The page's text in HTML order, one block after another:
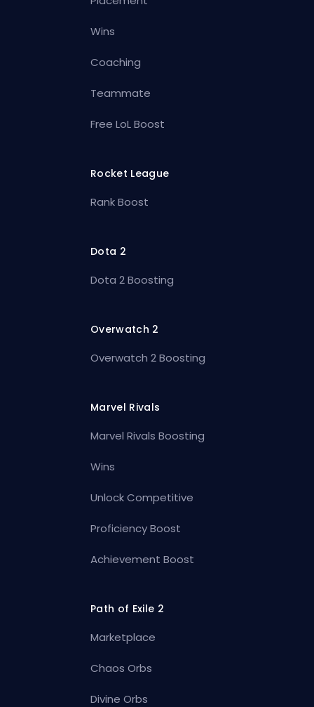
Wins
Coaching
Teammate
Free LoL Boost
Rocket League
Rank Boost
Dota 2
Dota 2 Boosting
Overwatch 2
Overwatch 2 Boosting
Marvel Rivals
Marvel Rivals Boosting
Wins
Unlock Competitive
Proficiency Boost
Achievement Boost
Path of Exile 2
Marketplace
Chaos Orbs
Divine Orbs